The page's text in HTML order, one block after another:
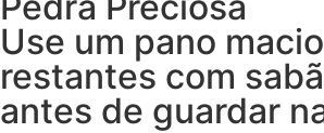
Use um pano
restantes com
antes de guardar